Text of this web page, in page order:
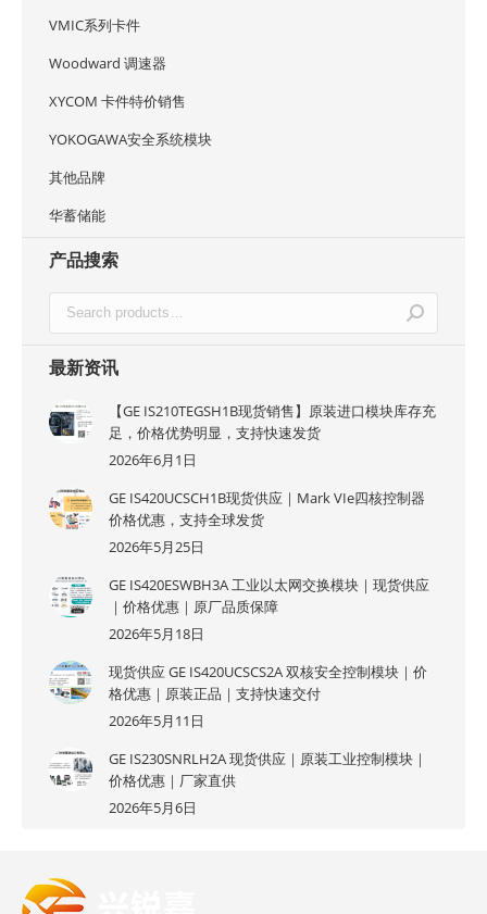
VMIC系列卡件
Woodward 调速器
XYCOM 卡件特价销售
YOKOGAWA安全系统模块
其他品牌
华蓄储能
产品搜索
最新资讯
【GE IS210TEGSH1B现货销售】原装进口模块库存充
足，价格优势明显，支持快速发货
2026年6月1日
GE IS420UCSCH1B现货供应｜Mark VIe四核控制器
价格优惠，支持全球发货
2026年5月25日
GE IS420ESWBH3A 工业以太网交换模块｜现货供应
｜价格优惠｜原厂品质保障
2026年5月18日
现货供应 GE IS420UCSCS2A 双核安全控制模块｜价
格优惠｜原装正品｜支持快速交付
2026年5月11日
GE IS230SNRLH2A 现货供应｜原装工业控制模块｜
价格优惠｜厂家直供
2026年5月6日